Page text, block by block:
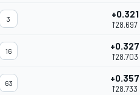
3 +0.321
1'28.697
16 +0.327
1'28.703
63 +0.357
1'28.733